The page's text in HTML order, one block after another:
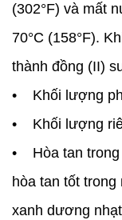
(302°F) và mất
70°C (158°F).
thành đồng (II)
• Khối lượng
• Khối lượng
• Hòa tan trong
hòa tan tốt
xanh dương